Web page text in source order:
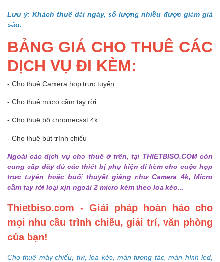
Lưu ý: Khách thuê dài ngày, số lượng nhiều được giảm giá
sâu.
BẢNG GIÁ CHO THUÊ CÁC
DỊCH VỤ ĐI KÈM:
- Cho thuê Camera họp trực tuyến
- Cho thuê micro cầm tay rời
- Cho thuê bộ chromecast 4k
- Cho thuê bút trình chiếu
Ngoài các dịch vụ cho thuê ở trên, tại THIETBISO.COM còn
cung cấp đầy đủ các thiết bị phụ kiện đi kèm cho cuộc họp
trực tuyến hoặc buổi thuyết giảng như Camera 4k, Micro
cầm tay rời loại xịn ngoài 2 micro kèm theo loa kéo...
Thietbiso.com - Giải pháp hoàn hảo cho
mọi nhu cầu trình chiếu, giải trí, văn phòng
của bạn!
Cho thuê máy chiếu, tivi, loa kéo, màn tương tác, màn hình led,